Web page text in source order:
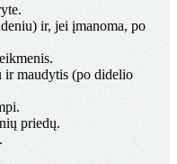
ir, jei įmanoma, po
ir maudytis (po didelio
priedų.